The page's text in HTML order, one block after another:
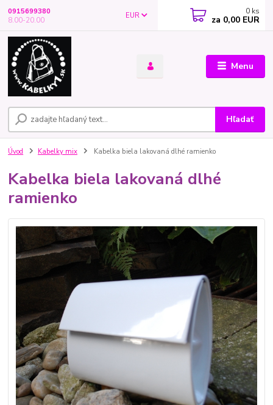
Menu
EUR
Hľadať
0915699380
8.00-20.00
0 ks
za 0,00 EUR
Úvod Kabelky mix Kabelka biela lakovaná dlhé ramienko
Kabelka biela lakovaná dlhé
ramienko